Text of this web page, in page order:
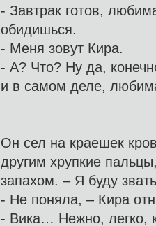
- Завтрак готов,
обидишься.
- Меня зовут Кира.
- А? Что? Ну да,
и в самом деле,
Он сел на краешек
другим хрупкие
запахом. – Я буду
- Не поняла, – Кира
- Вика… Нежно, легко,